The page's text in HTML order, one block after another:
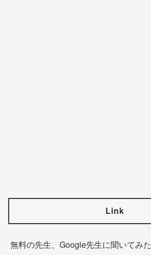
Link
無料の先生、Google先生に聞いてみた